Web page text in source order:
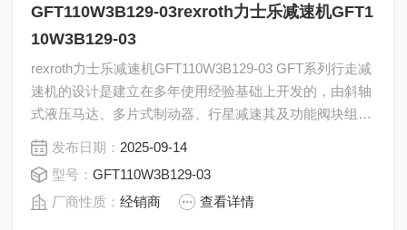
GFT110W3B129-03rexroth力士乐减速机GFT1
10W3B129-03
rexroth力士乐减速机GFT110W3B129-03 GFT系列行走减
速机的设计是建立在多年使用经验基础上开发的，由斜轴
式液压马达、多片式制动器、行星减速其及功能阀块组
成。它的特点是结构紧凑，节省空间的2级或者3级行星式
传动的结构形式、坚固的轴承结构可支承设备的部分重
量、工作效率高等特点。该产品是轮式或者履带式传动的
车辆和其它移动设备理想的驱动装置
发布日期： 2025-09-14
型号：GFT110W3B129-03
厂商性质：经销商 查看详情